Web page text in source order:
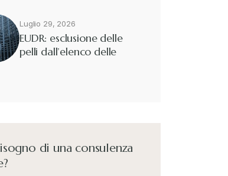
Luglio 29, 2026
EUDR: esclusione delle
pelli dall’elenco delle
di una consulenza